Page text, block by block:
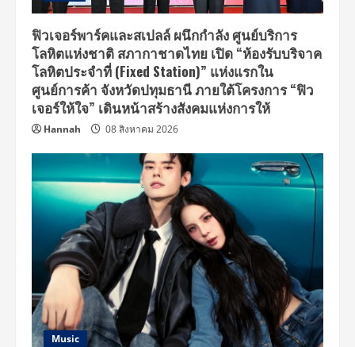
ฟิวเจอร์พาร์คและสเปลล์ ผนึกกำลัง ศูนย์บริการ
โลหิตแห่งชาติ สภากาชาดไทย เปิด “ห้องรับบริจาค
โลหิตประจำที่ (Fixed Station)” แห่งแรกใน
ศูนย์การค้า จังหวัดปทุมธานี ภายใต้โครงการ “ฟิว
เจอร์ให้ใจ” เดินหน้าสร้างสังคมแห่งการให้
Hannah 08 สิงหาคม 2026
Music